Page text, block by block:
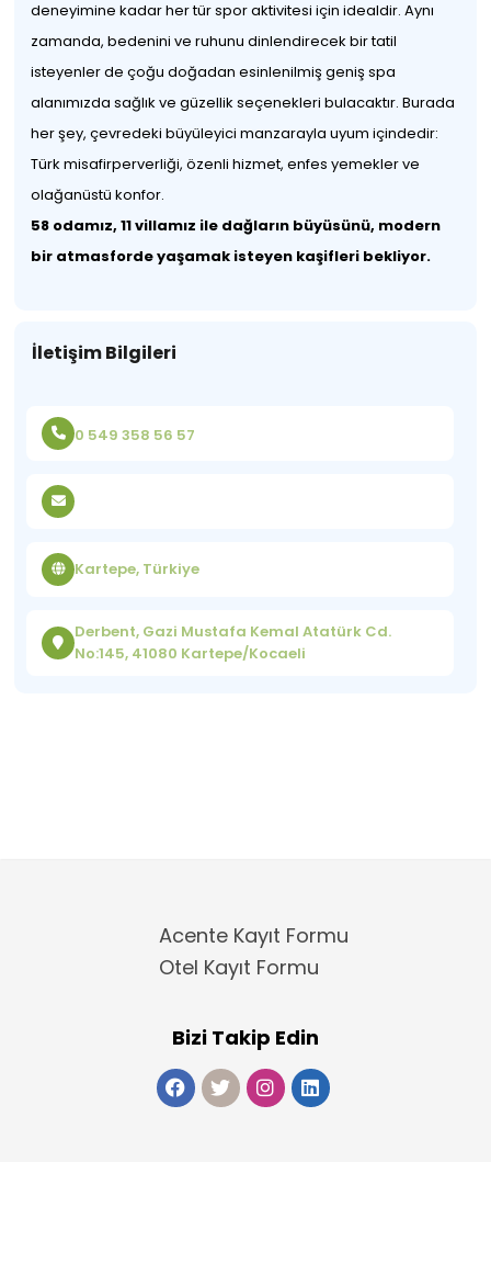
deneyimine kadar her tür spor aktivitesi için idealdir. Aynı
zamanda, bedenini ve ruhunu dinlendirecek bir tatil
isteyenler de çoğu doğadan esinlenilmiş geniş spa
alanımızda sağlık ve güzellik seçenekleri bulacaktır. Burada
her şey, çevredeki büyüleyici manzarayla uyum içindedir:
Türk misafirperverliği, özenli hizmet, enfes yemekler ve
olağanüstü konfor.
58 odamız, 11 villamız ile dağların büyüsünü, modern
bir atmasforde yaşamak isteyen kaşifleri bekliyor.
İletişim Bilgileri
0 549 358 56 57
Kartepe, Türkiye
Derbent, Gazi Mustafa Kemal Atatürk Cd.
No:145, 41080 Kartepe/Kocaeli
Acente Kayıt Formu
Otel Kayıt Formu
Bizi Takip Edin